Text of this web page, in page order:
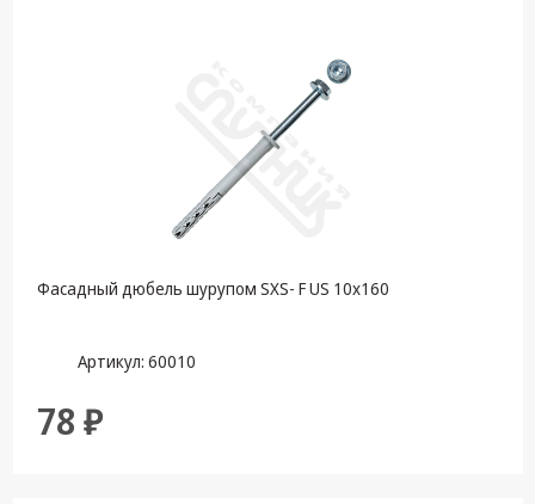
Фасадный дюбель шурупом SXS- F US 10х160
Артикул: 60010
78 ₽